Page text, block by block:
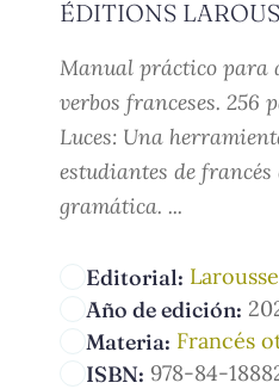
ÉDITIONS
Manual práctico para
verbos franceses. 256
Luces: Una
estudiantes de
gramática. ...
Editorial: Larousse
Año de edición:
Materia: Francés
ISBN: 978-84-